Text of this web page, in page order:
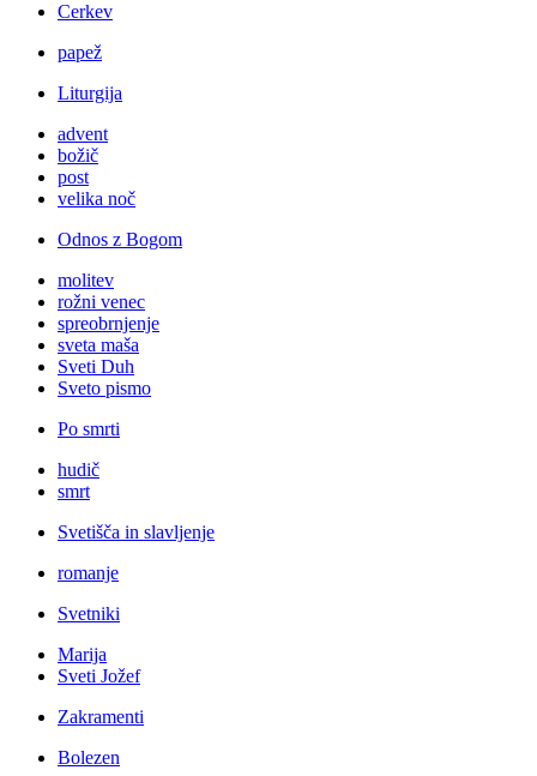
Cerkev
papež
Liturgija
advent
božič
post
velika noč
Odnos z Bogom
molitev
rožni venec
spreobrnjenje
sveta maša
Sveti Duh
Sveto pismo
Po smrti
hudič
smrt
Svetišča in slavljenje
romanje
Svetniki
Marija
Sveti Jožef
Zakramenti
Bolezen